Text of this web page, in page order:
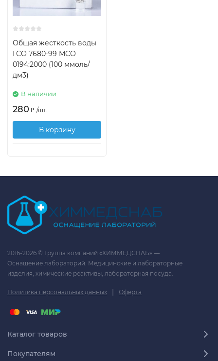
Общая жесткость воды
ГСО 7680-99 МСО
0194:2000 (100 ммоль/
дм3)
В наличии
280 ₽ /шт.
В корзину
2016-2026 © Группа компаний «ХИММЕДСНАБ» —
Оснащение лабораторий. Медицинские и лабораторные
изделия, химические реактивы, лабораторная посуда.
Политика персональных данных | Оферта
Каталог товаров
Покупателям